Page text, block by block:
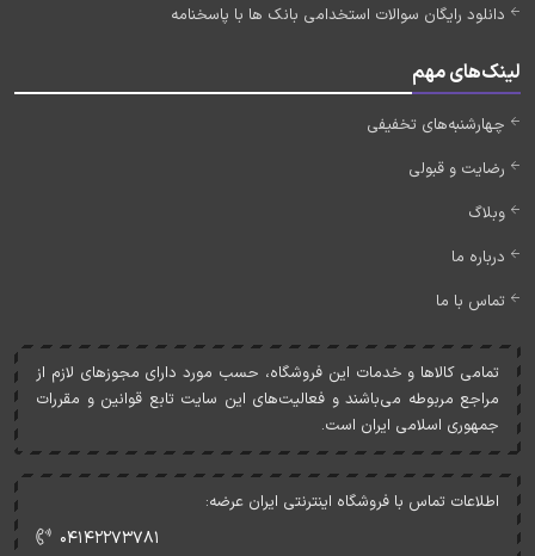
دانلود رایگان سوالات استخدامی بانک ها با پاسخنامه
لینک‌های مهم
چهارشنبه‌های تخفیفی
رضایت و قبولی
وبلاگ
درباره ما
تماس با ما
تمامی کالاها و خدمات اين فروشگاه، حسب مورد دارای مجوزهای لازم از
مراجع مربوطه می‌باشند و فعاليت‌های اين سايت تابع قوانين و مقررات
جمهوری اسلامی ايران است.
اطلاعات تماس با فروشگاه اینترنتی ایران عرضه:
۰۴۱۴۲۲۷۳۷۸۱